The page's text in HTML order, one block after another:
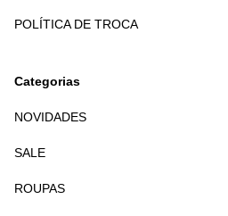
POLÍTICA DE TROCA
Categorias
NOVIDADES
SALE
ROUPAS